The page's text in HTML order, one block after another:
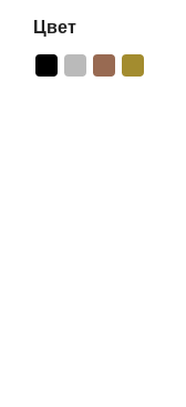
Цвет